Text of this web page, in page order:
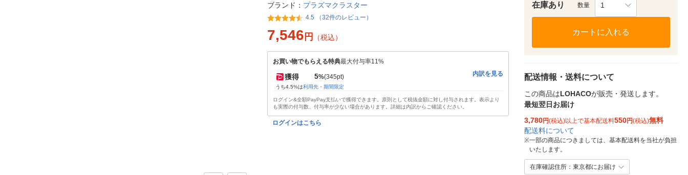
ブランド： プラズマクラスター
4.5 （32件のレビュー）
7,546 円 （税込）
お買い物でもらえる特典最大付与率11%
獲得 5%(345pt)
うち4.5%は利用先・期間限定
内訳を見る
ログイン&全額PayPay支払いで獲得できます。原則として税抜金額に対し付与されます。表示より
も実際の付与数、付与率が少ない場合があります。詳細は内訳からご確認ください。
ログインはこちら
在庫あり 数量 1
カートに入れる
配送情報・送料について
この商品はLOHACOが販売・発送します。
最短翌日お届け
3,780円(税込)以上で基本配送料550円(税込)無料
配送料について
※一部の商品につきましては、基本配送料を当社が負担
いたします。
在庫確認住所：東京都にお届け